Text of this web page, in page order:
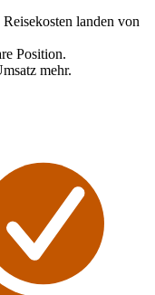
landen von
Position.
mehr.